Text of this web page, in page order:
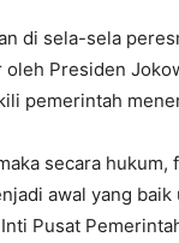
di sela-sela
Presiden
pemerintah
secara hukum,
awal yang
Pusat